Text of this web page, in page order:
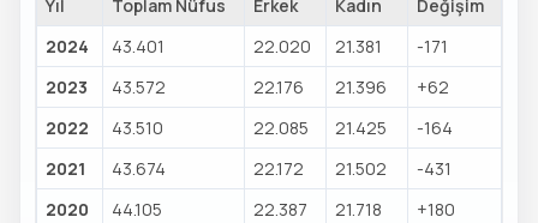
Yıl Toplam Nüfus Erkek Kadın
Değişim
2024
43.401 22.020 21.381
-171
2023
43.572 22.176 21.396
+62
2022
43.510 22.085 21.425
-164
2021
43.674 22.172 21.502
-431
2020
44.105 22.387 21.718
+180